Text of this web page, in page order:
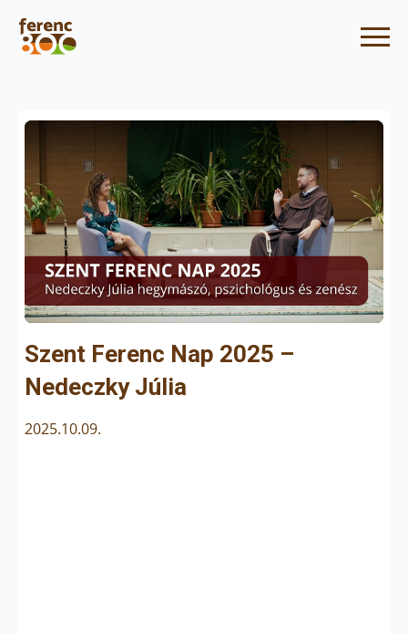
Szent Ferenc Nap 2025 –
Nedeczky Júlia
2025.10.09.